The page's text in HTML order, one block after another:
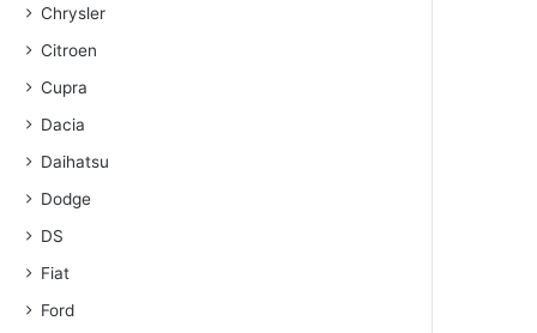
Chrysler
Citroen
Cupra
Dacia
Daihatsu
Dodge
DS
Fiat
Ford